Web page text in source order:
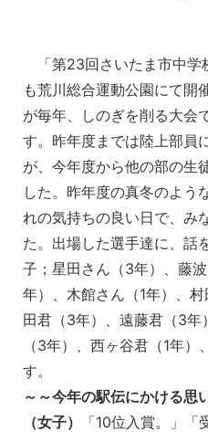
「第23回さいたま市中学
も荒川総合運動公園にて開
が毎年、しのぎを削る大会
す。昨年度までは陸上部員
が、今年度から他の部の生
した。昨年度の真冬のよう
れの気持ちの良い日で、み
た。出場した選手達に、話
子；星田さん（3年）、藤
年）、木館さん（1年）、
田君（3年）、遠藤君（3
（3年）、西ヶ谷君（1年
す。
～～今年の駅伝にかける思
（女子）
「10位入賞。」